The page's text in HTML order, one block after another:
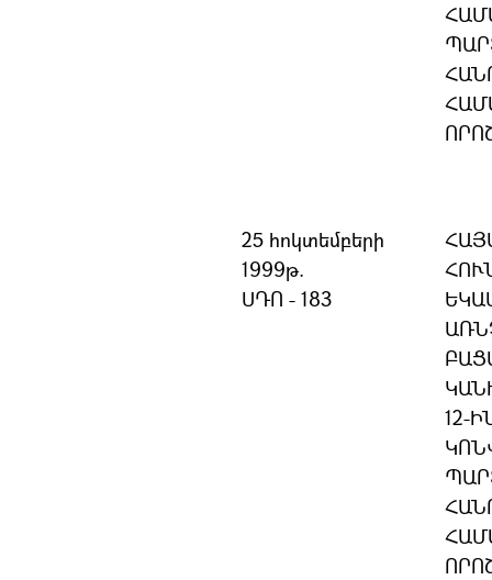
25 հոկտեմբերի
1999թ.
ՍԴՈ - 183
12-